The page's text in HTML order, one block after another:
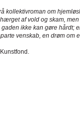
kollektivroman om
af vold og skam,
gaden ikke kan gøre hårdt;
venskab, en drøm om